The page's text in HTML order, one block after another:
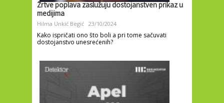
Žrtve poplava zaslužuju dostojanstven prikaz u
medijima
Hilma Unkić Begić 23/10/2024
Kako ispričati ono što boli a pri tome sačuvati
dostojanstvo unesrećenih?